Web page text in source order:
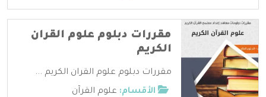
مقررات دبلوم علوم القران
الكريم
مقررات دبلوم علوم القران الكريم ...
الأقسام: علوم القرآن